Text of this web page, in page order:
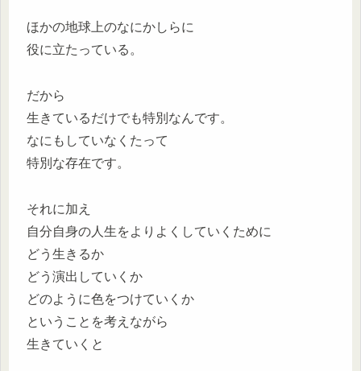
ほかの地球上のなにかしらに
役に立たっている。
だから
生きているだけでも特別なんです。
なにもしていなくたって
特別な存在です。
それに加え
自分自身の人生をよりよくしていくために
どう生きるか
どう演出していくか
どのように色をつけていくか
ということを考えながら
生きていくと